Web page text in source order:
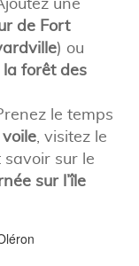
de Fort
) ou
forêt des
le temps
, visitez le
sur le
sur l’île